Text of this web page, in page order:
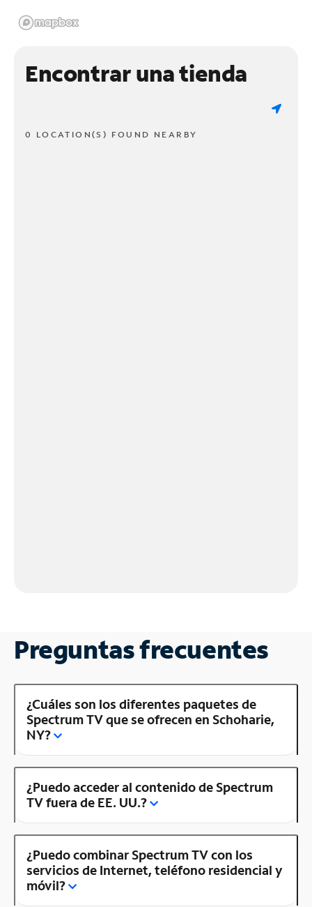
Encontrar una tienda
0 LOCATION(S) FOUND NEARBY
Preguntas frecuentes
¿Cuáles son los diferentes paquetes de
Spectrum TV que se ofrecen en Schoharie,
NY?
¿Puedo acceder al contenido de Spectrum
TV fuera de EE. UU.?
¿Puedo combinar Spectrum TV con los
servicios de Internet, teléfono residencial y
móvil?